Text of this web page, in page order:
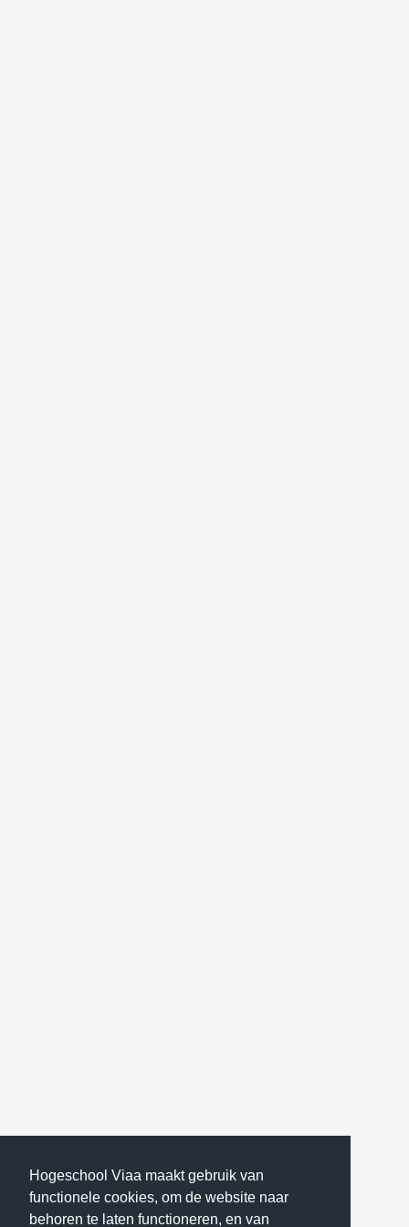
Hogeschool Viaa maakt gebruik van
functionele cookies, om de website naar
behoren te laten functioneren, en van